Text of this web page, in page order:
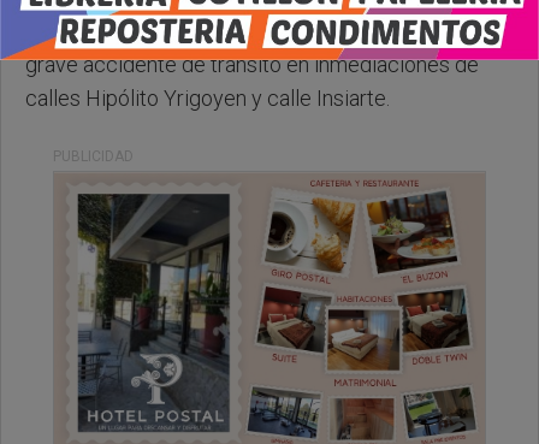
Les comentamos que hace un rato se produjo un
grave accidente de transito en inmediaciones de
calles Hipólito Yrigoyen y calle Insiarte.
PUBLICIDAD